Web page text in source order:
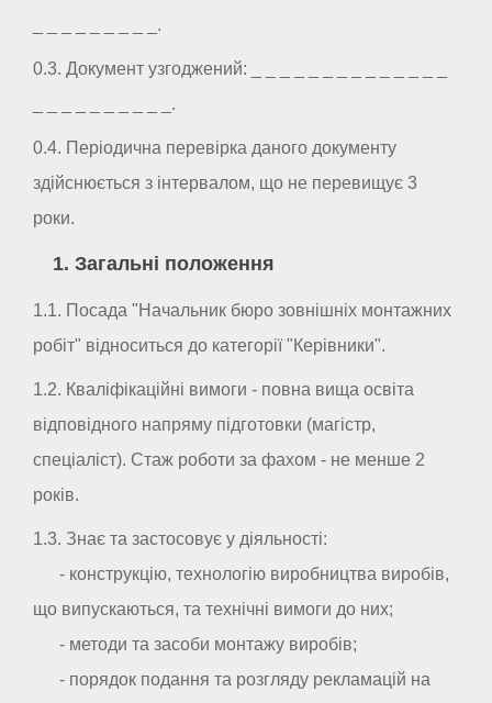
_ _ _ _ _ _ _ _ _.
0.3. Документ узгоджений: _ _ _ _ _ _ _ _ _ _ _ _ _ _
_ _ _ _ _ _ _ _ _ _.
0.4. Періодична перевірка даного документу
здійснюється з інтервалом, що не перевищує 3
роки.
1. Загальні положення
1.1. Посада "Начальник бюро зовнішніх монтажних
робіт" відноситься до категорії "Керівники".
1.2. Кваліфікаційні вимоги - повна вища освіта
відповідного напряму підготовки (магістр,
спеціаліст). Стаж роботи за фахом - не менше 2
років.
1.3. Знає та застосовує у діяльності:
- конструкцію, технологію виробництва виробів,
що випускаються, та технічні вимоги до них;
- методи та засоби монтажу виробів;
- порядок подання та розгляду рекламацій на